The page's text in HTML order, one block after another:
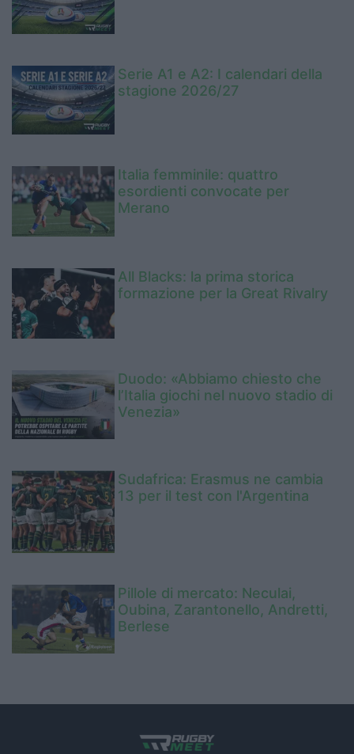
Serie A1 e A2: I calendari della
stagione 2026/27
Italia femminile: quattro
esordienti convocate per
Merano
All Blacks: la prima storica
formazione per la Great Rivalry
Duodo: «Abbiamo chiesto che
l’Italia giochi nel nuovo stadio di
Venezia»
Sudafrica: Erasmus ne cambia
13 per il test con l'Argentina
Pillole di mercato: Neculai,
Oubina, Zarantonello, Andretti,
Berlese